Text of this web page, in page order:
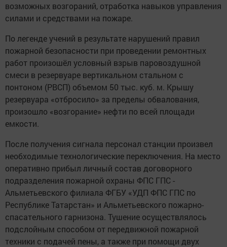
возможных возгораний, отработка навыков управления
силами и средствами на пожаре.
По легенде учений в результате нарушений правил
пожарной безопасности при проведении ремонтных
работ произошёл условный взрыв паровоздушной
смеси в резервуаре вертикальном стальном с
понтоном (РВСП) объемом 50 тыс. куб. м. Крышу
резервуара «отбросило» за пределы обвалования,
произошло «возгорание» нефти по всей площади
емкости.
После получения сигнала персонал станции произвел
необходимые технологические переключения. На место
оперативно прибыл личный состав договорного
подразделения пожарной охраны ФПС ГПС -
Альметьевского филиала ФГБУ «УДП ФПС ГПС по
Республике Татарстан» и Альметьевского пожарно-
спасательного гарнизона. Тушение осуществлялось
подслойным способом от передвижной пожарной
техники с подачей пены, а также при помощи двух